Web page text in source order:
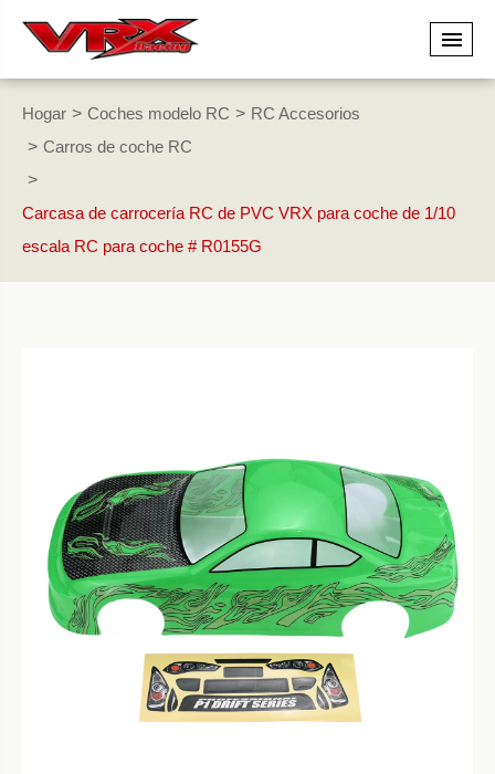
Hogar Coches modelo RC
RC Accesorios
Carros de coche RC
Carcasa de carrocería RC de PVC VRX para coche de 1/10
escala RC para coche # R0155G